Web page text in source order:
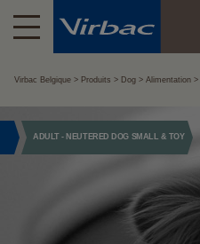
Virbac Belgique Produits Dog Alimentation
ADULT - NEUTERED DOG SMALL & TOY